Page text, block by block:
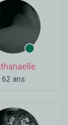
62 ans